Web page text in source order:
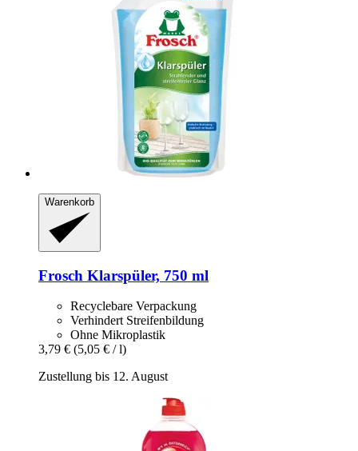
Warenkorb
Frosch Klarspüler, 750 ml
Recyclebare Verpackung
Verhindert Streifenbildung
Ohne Mikroplastik
3,79 € (5,05 € / l)
Zustellung bis 12. August